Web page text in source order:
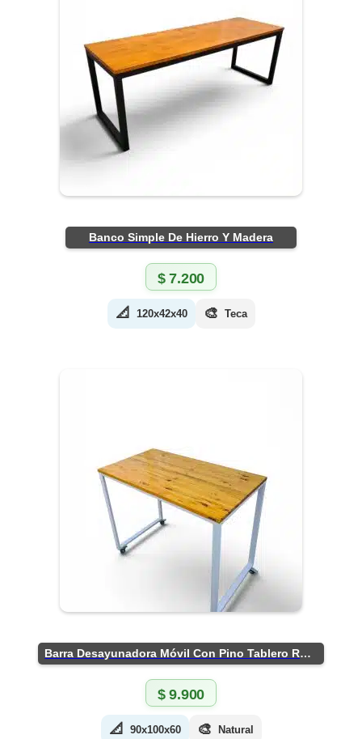
Banco Simple De Hierro Y Madera
$7.200
📐 120x42x40 🎨 Teca
Barra Desayunadora Móvil Con Pino Tablero Rústico
$9.900
📐 90x100x60 🎨 Natural